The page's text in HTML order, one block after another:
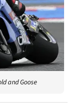
and Goose